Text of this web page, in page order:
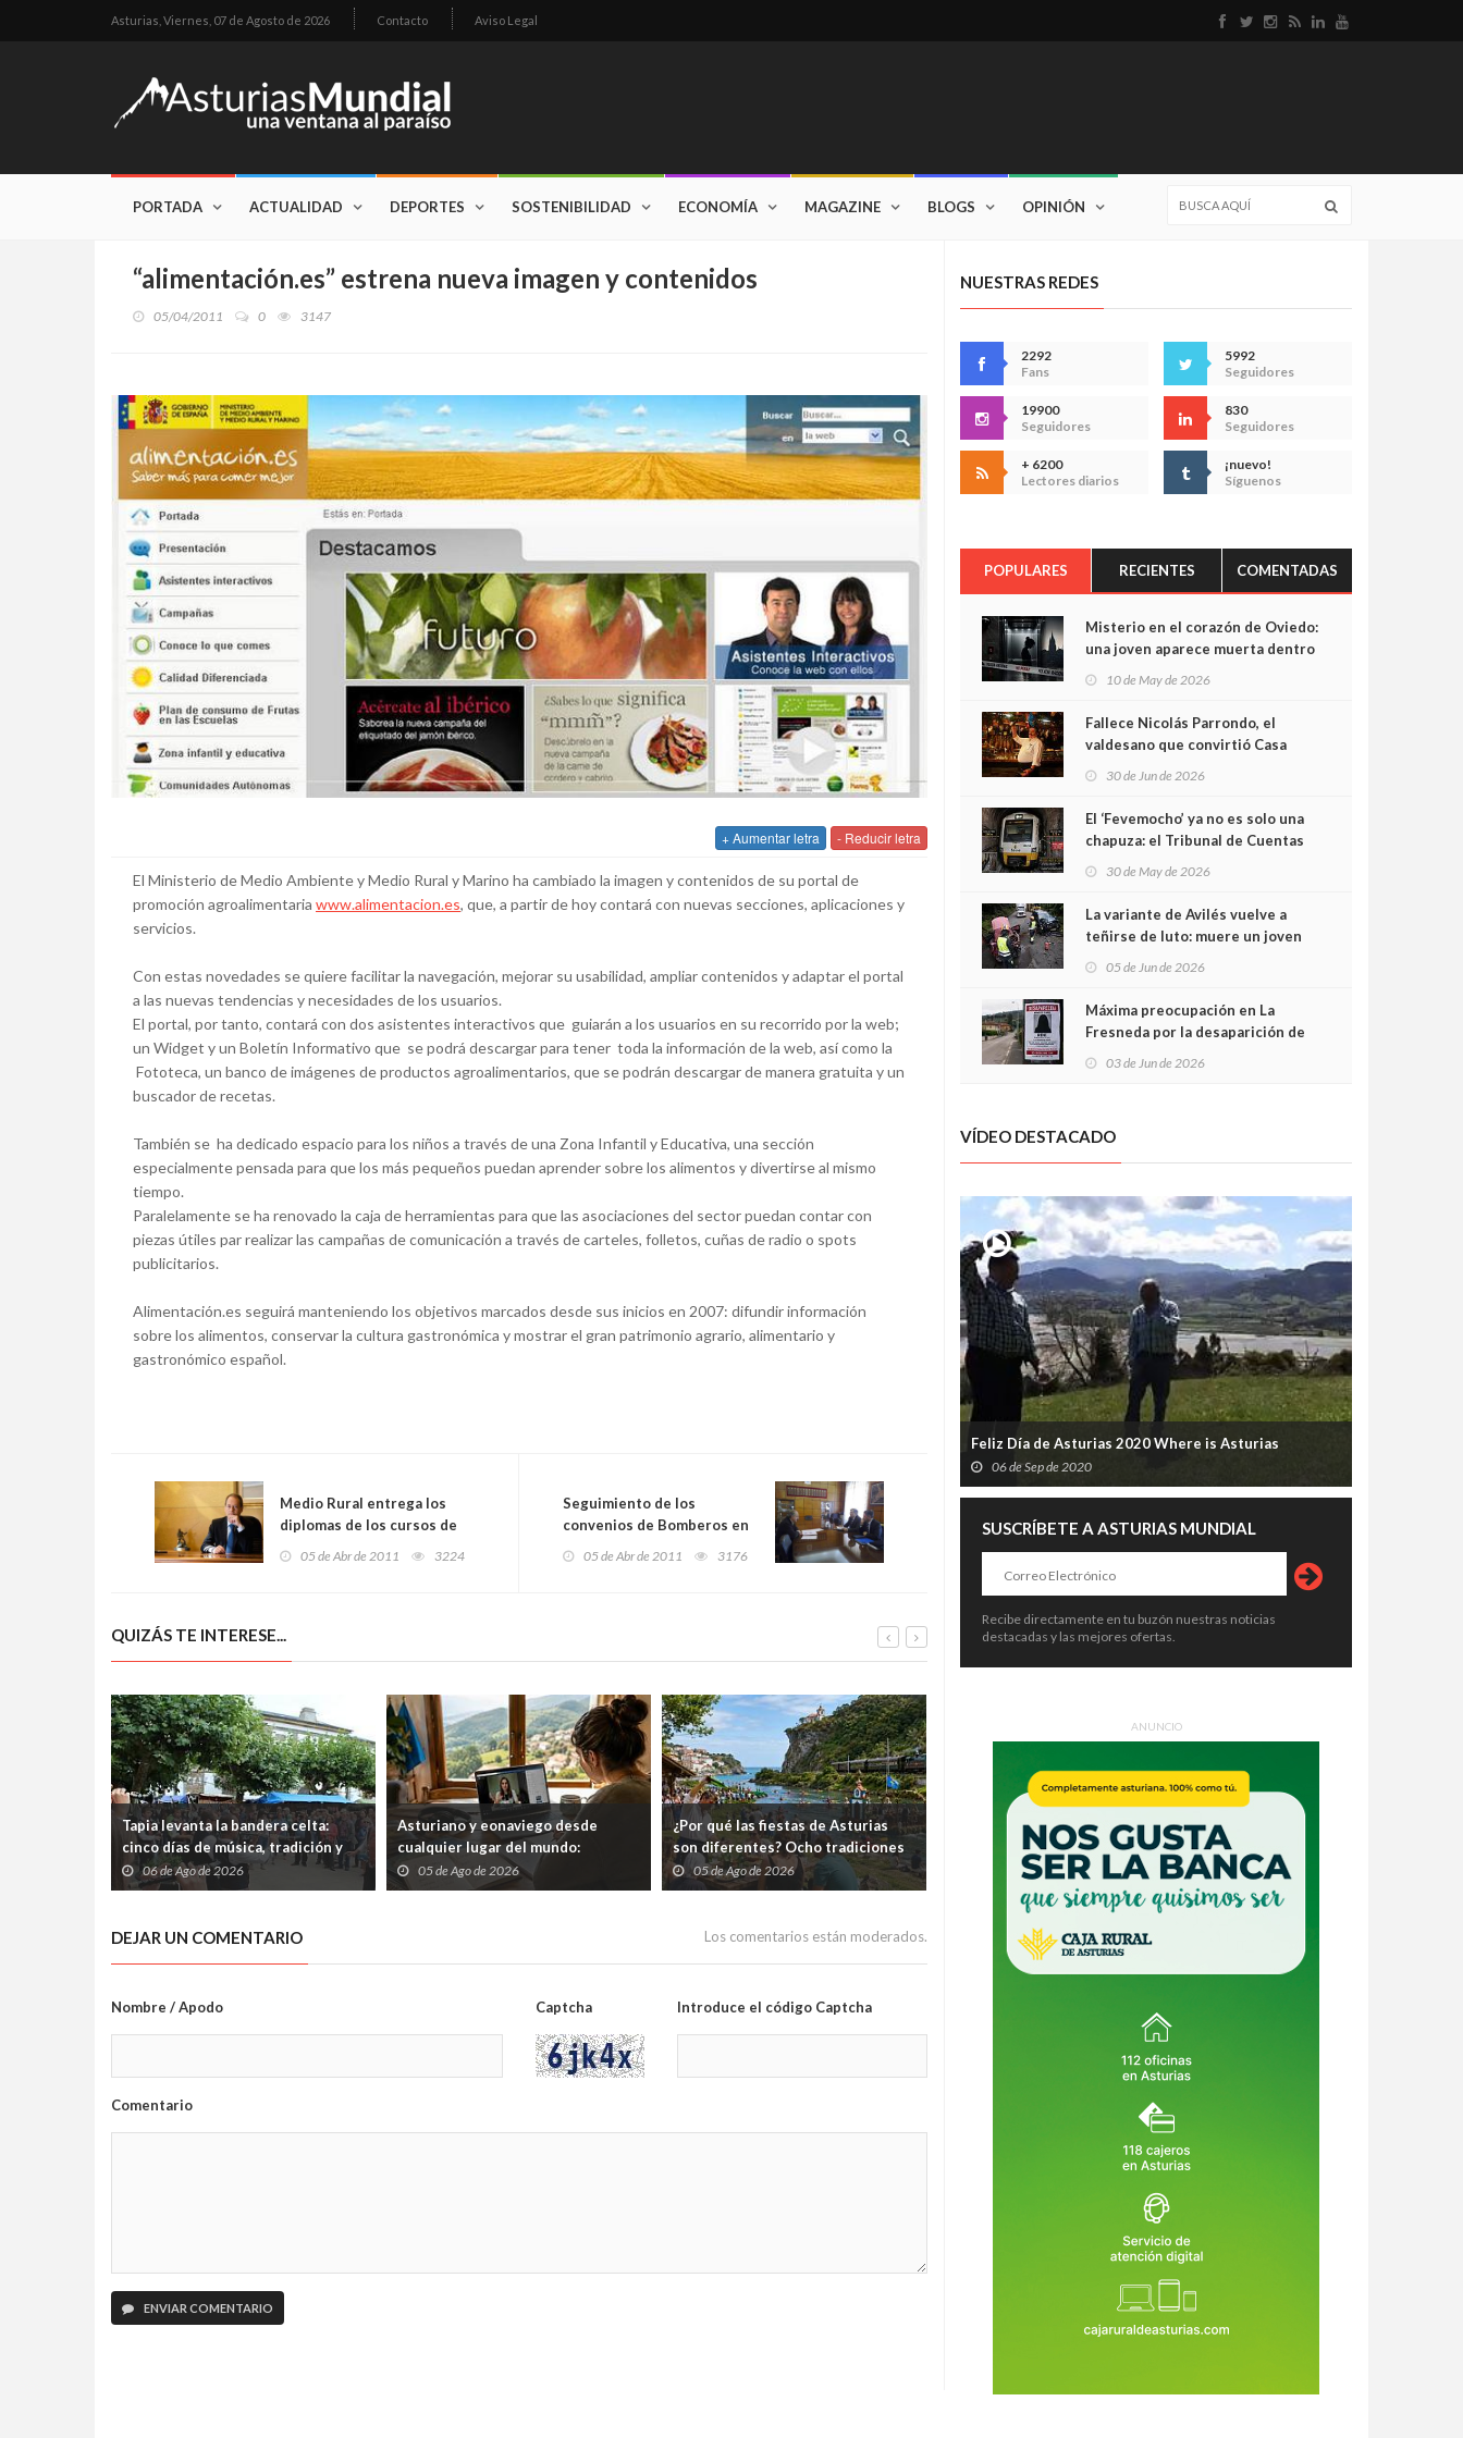
Asturias, Viernes, 07 de Agosto de 2026 Contacto Aviso Legal
PORTADA ACTUALIDAD DEPORTES SOSTENIBILIDAD ECONOMÍA MAGAZINE BLOGS OPINIÓN
“alimentación.es” estrena nueva imagen y contenidos
05/04/2011 0 3147
+ Aumentar letra - Reducir letra
El Ministerio de Medio Ambiente y Medio Rural y Marino ha cambiado la imagen y contenidos de su portal de
promoción agroalimentaria www.alimentacion.es, que, a partir de hoy contará con nuevas secciones, aplicaciones y
servicios.
Con estas novedades se quiere facilitar la navegación, mejorar su usabilidad, ampliar contenidos y adaptar el portal
a las nuevas tendencias y necesidades de los usuarios.
El portal, por tanto, contará con dos asistentes interactivos que guiarán a los usuarios en su recorrido por la web;
un Widget y un Boletín Informativo que se podrá descargar para tener toda la información de la web, así como la
Fototeca, un banco de imágenes de productos agroalimentarios, que se podrán descargar de manera gratuita y un
buscador de recetas.
También se ha dedicado espacio para los niños a través de una Zona Infantil y Educativa, una sección
especialmente pensada para que los más pequeños puedan aprender sobre los alimentos y divertirse al mismo
tiempo.
Paralelamente se ha renovado la caja de herramientas para que las asociaciones del sector puedan contar con
piezas útiles par realizar las campañas de comunicación a través de carteles, folletos, cuñas de radio o spots
publicitarios.
Alimentación.es seguirá manteniendo los objetivos marcados desde sus inicios en 2007: difundir información
sobre los alimentos, conservar la cultura gastronómica y mostrar el gran patrimonio agrario, alimentario y
gastronómico español.
Medio Rural entrega los
diplomas de los cursos de
ASAJA
05 de Abr de 2011 3224
Seguimiento de los
convenios de Bomberos en
Langreo y Mieres
05 de Abr de 2011 3176
QUIZÁS TE INTERESE...
Tapia levanta la bandera celta:
cinco días de música, tradición y
cultura atlántica frente al
Cantábrico
06 de Ago de 2026
Asturiano y eonaviego desde
cualquier lugar del mundo:
abiertos tres cursos gratuitos por
internet
05 de Ago de 2026
¿Por qué las fiestas de Asturias
son diferentes? Ocho tradiciones
que convierten agosto en una
folixa continua
05 de Ago de 2026
El Sella entra en su semana grande:
horarios, trenes, aparcamientos y
todo lo que hay que saber antes
del cañonazo
04 de Ago de 2026
Pravia se prepara para temblar: el
Xiringüelu 2026 vuelve con cinco
días de sidra, charangas y fiesta en
el Prau Salcéu
04 de Ago de 2026
DEJAR UN COMENTARIO Los comentarios están moderados.
Nombre / Apodo Captcha Introduce el código Captcha
Comentario
ENVIAR COMENTARIO
NUESTRAS REDES
2292
Fans
5992
Seguidores
19900
Seguidores
830
Seguidores
+ 6200
Lectores diarios
¡nuevo!
Síguenos
POPULARES RECIENTES COMENTADAS
Misterio en el corazón de Oviedo:
una joven aparece muerta dentro
cámaras captan sus últimos
minutos
10 de May de 2026
Fallece Nicolás Parrondo, el
valdesano que convirtió Casa
30 de Jun de 2026
El ‘Fevemocho’ ya no es solo una
chapuza: el Tribunal de Cuentas
sobrecoste de los trenes que no
cabían por los túneles
30 de May de 2026
La variante de Avilés vuelve a
teñirse de luto: muere un joven
05 de Jun de 2026
Máxima preocupación en La
Fresneda por la desaparición de
03 de Jun de 2026
VÍDEO DESTACADO
Feliz Día de Asturias 2020 Where is Asturias
06 de Sep de 2020
SUSCRÍBETE A ASTURIAS MUNDIAL
Recibe directamente en tu buzón nuestras noticias
destacadas y las mejores ofertas.
ANUNCIO